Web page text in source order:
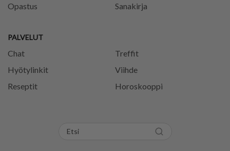
Opastus
PALVELUT
Chat
Treffit
Hyötylinkit
Viihde
Reseptit
Horoskooppi
Sanakirja